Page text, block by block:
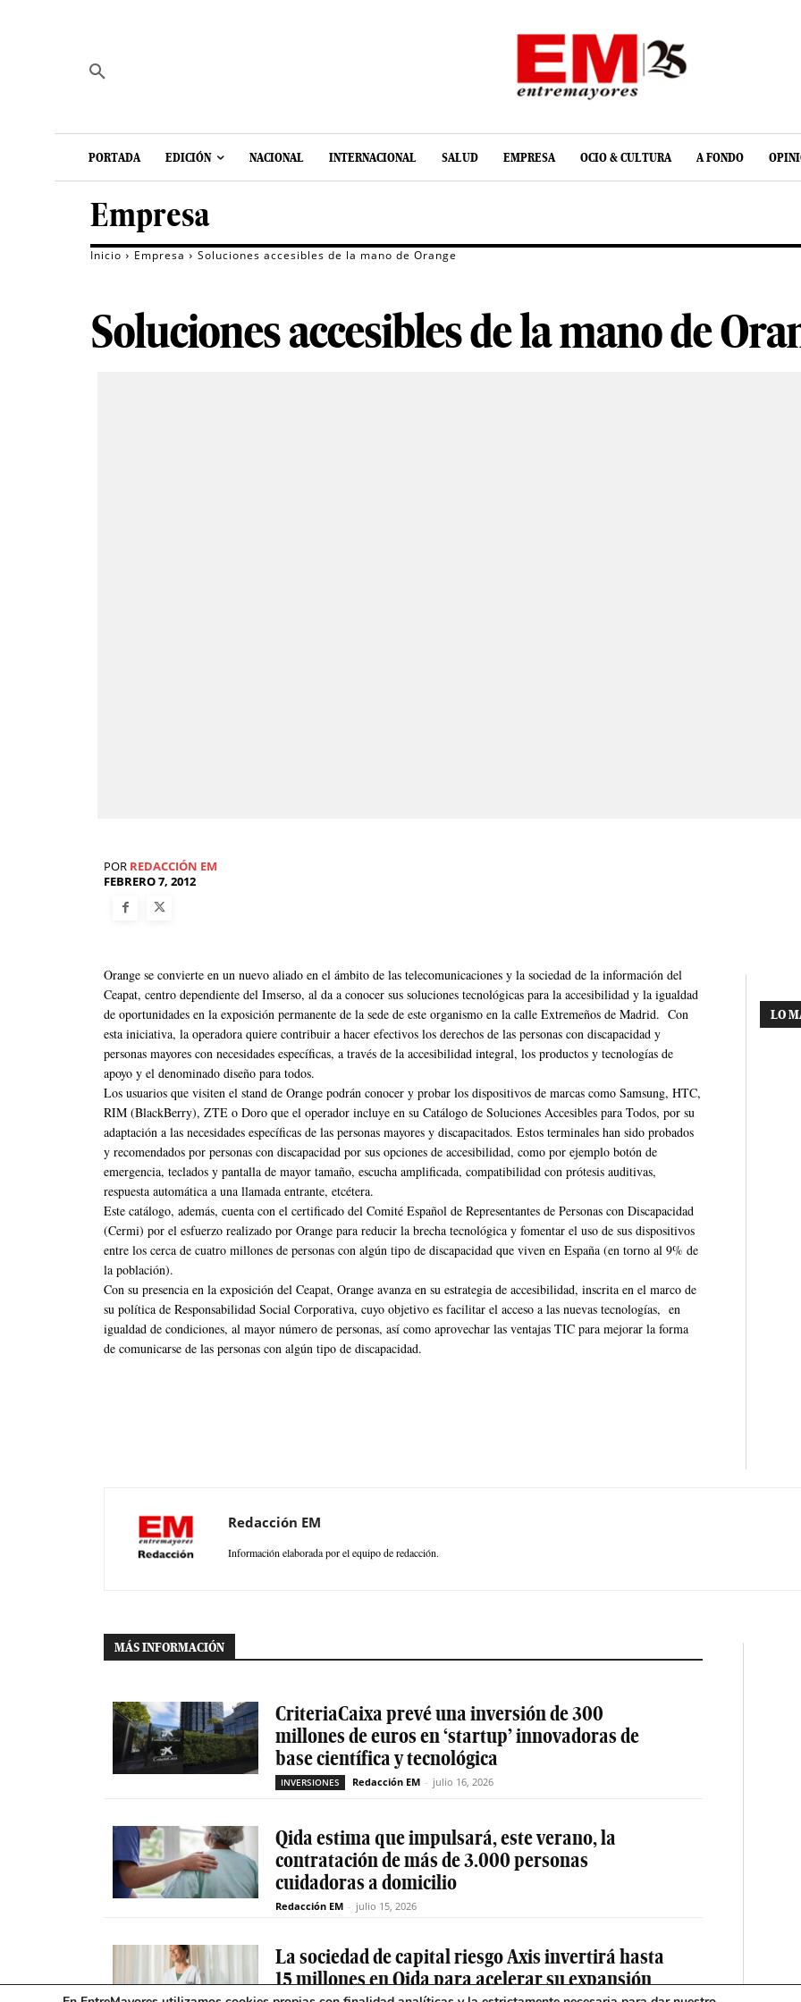
PORTADA EDICIÓN NACIONAL INTERNACIONAL SALUD EMPRESA OCIO & CULTURA A FONDO
Empresa
Inicio Empresa Soluciones accesibles de la mano de Orange
Soluciones accesibles de la mano de
POR REDACCIÓN EM
FEBRERO 7, 2012
Orange se convierte en un nuevo aliado en el ámbito de las telecomunicaciones y la sociedad de la información del
Ceapat, centro dependiente del Imserso, al da a conocer sus soluciones tecnológicas para la accesibilidad y la igualdad
de oportunidades en la exposición permanente de la sede de este organismo en la calle Extremeños de Madrid. Con
esta iniciativa, la operadora quiere contribuir a hacer efectivos los derechos de las personas con discapacidad y
personas mayores con necesidades específicas, a través de la accesibilidad integral, los productos y tecnologías de
apoyo y el denominado diseño para todos.
Los usuarios que visiten el stand de Orange podrán conocer y probar los dispositivos de marcas como Samsung, HTC,
RIM (BlackBerry), ZTE o Doro que el operador incluye en su Catálogo de Soluciones Accesibles para Todos, por su
adaptación a las necesidades específicas de las personas mayores y discapacitados. Estos terminales han sido probados
y recomendados por personas con discapacidad por sus opciones de accesibilidad, como por ejemplo botón de
emergencia, teclados y pantalla de mayor tamaño, escucha amplificada, compatibilidad con prótesis auditivas,
respuesta automática a una llamada entrante, etcétera.
Este catálogo, además, cuenta con el certificado del Comité Español de Representantes de Personas con Discapacidad
(Cermi) por el esfuerzo realizado por Orange para reducir la brecha tecnológica y fomentar el uso de sus dispositivos
entre los cerca de cuatro millones de personas con algún tipo de discapacidad que viven en España (en torno al 9% de
la población).
Con su presencia en la exposición del Ceapat, Orange avanza en su estrategia de accesibilidad, inscrita en el marco de
su política de Responsabilidad Social Corporativa, cuyo objetivo es facilitar el acceso a las nuevas tecnologías, en
igualdad de condiciones, al mayor número de personas, así como aprovechar las ventajas TIC para mejorar la forma
de comunicarse de las personas con algún tipo de discapacidad.
LO
Redacción EM
Información elaborada por el equipo de redacción.
MÁS INFORMACIÓN
CriteriaCaixa prevé una inversión de 300
millones de euros en ‘startup’ innovadoras de
base científica y tecnológica
INVERSIONES Redacción EM - julio 16, 2026
Qida estima que impulsará, este verano, la
contratación de más de 3.000 personas
cuidadoras a domicilio
Redacción EM - julio 15, 2026
La sociedad de capital riesgo Axis invertirá hasta
15 millones en Qida para acelerar su expansión